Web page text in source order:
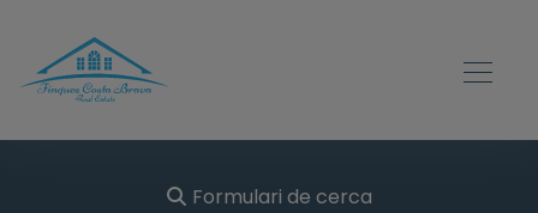
Formulari de cerca